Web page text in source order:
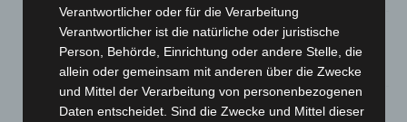
Region Hannover: 21 neue Notfallsanitäter starten beim
Roten Kreuz
5. August 2026
Mann läuft mit Hockeyschläger über A7 – Polizei sucht
Verantwortlicher oder für die Verarbeitung
Verantwortlicher ist die natürliche oder juristische
Person, Behörde, Einrichtung oder andere Stelle, die
allein oder gemeinsam mit anderen über die Zwecke
und Mittel der Verarbeitung von personenbezogenen
Daten entscheidet. Sind die Zwecke und Mittel dieser